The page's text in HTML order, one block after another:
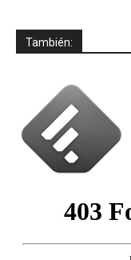
También: